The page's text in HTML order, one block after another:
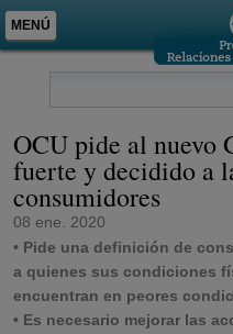
MENÚ
OCU pide al nuevo
fuerte y decidido a
consumidores
08 ene. 2020
• Pide una definición de
a quienes sus condiciones
encuentran en peores
• Es necesario mejorar las